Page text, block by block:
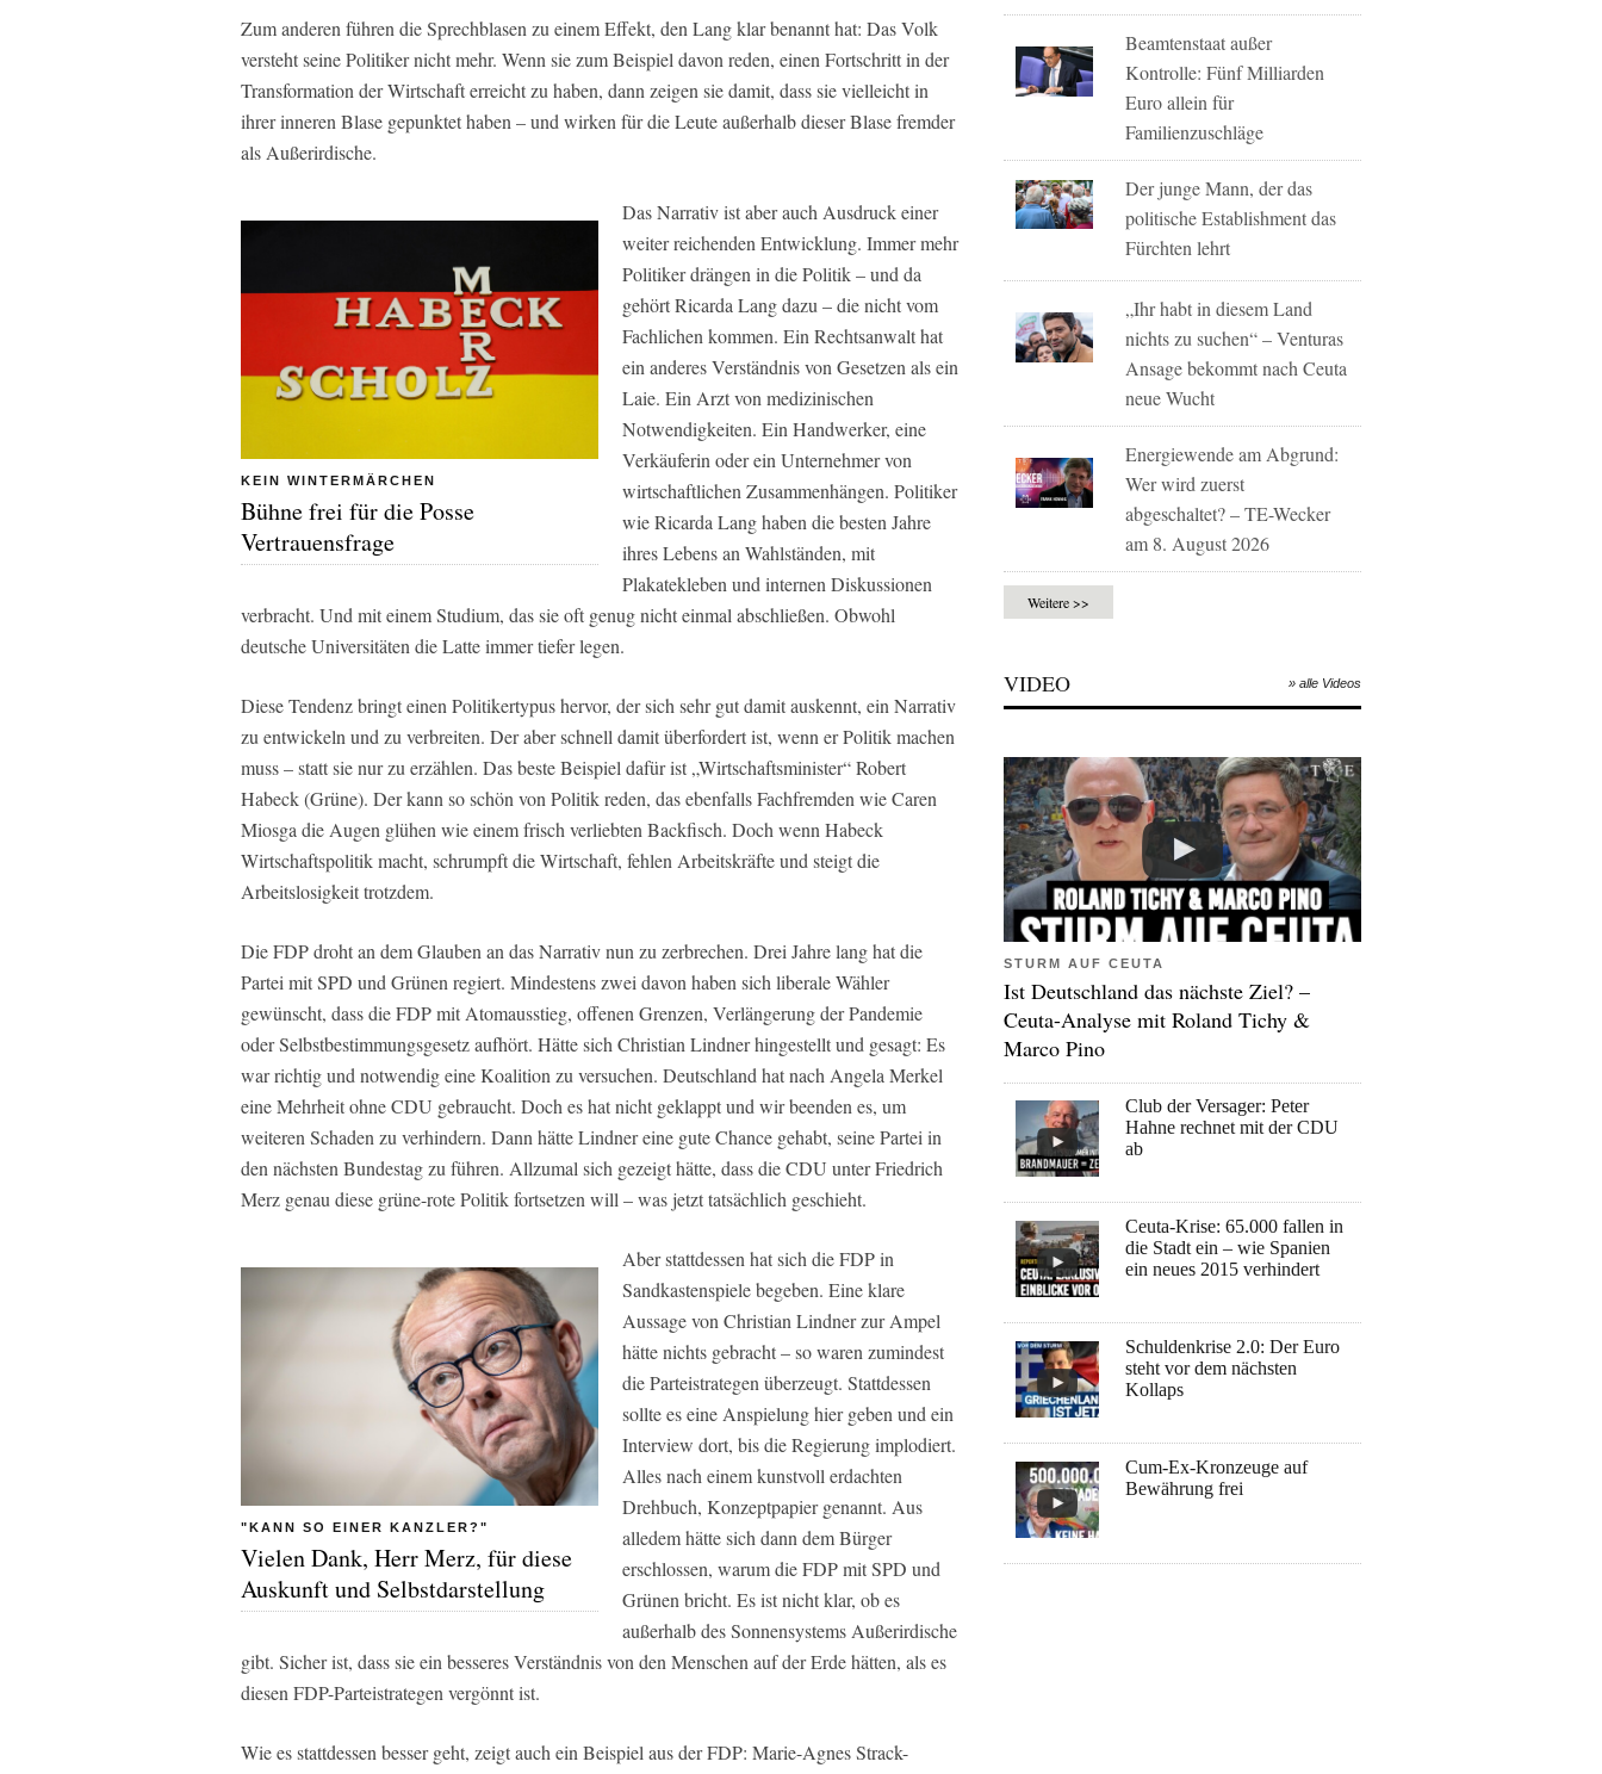
Zum anderen führen die Sprechblasen zu einem Effekt, den Lang klar benannt hat: Das Volk
versteht seine Politiker nicht mehr. Wenn sie zum Beispiel davon reden, einen Fortschritt in der
Transformation der Wirtschaft erreicht zu haben, dann zeigen sie damit, dass sie vielleicht in
ihrer inneren Blase gepunktet haben – und wirken für die Leute außerhalb dieser Blase fremder
als Außerirdische.
KEIN WINTERMÄRCHEN
Bühne frei für die Posse
Vertrauensfrage
Das Narrativ ist aber auch Ausdruck einer
weiter reichenden Entwicklung. Immer mehr
Politiker drängen in die Politik – und da
gehört Ricarda Lang dazu – die nicht vom
Fachlichen kommen. Ein Rechtsanwalt hat
ein anderes Verständnis von Gesetzen als ein
Laie. Ein Arzt von medizinischen
Notwendigkeiten. Ein Handwerker, eine
Verkäuferin oder ein Unternehmer von
wirtschaftlichen Zusammenhängen. Politiker
wie Ricarda Lang haben die besten Jahre
ihres Lebens an Wahlständen, mit
Plakatekleben und internen Diskussionen
verbracht. Und mit einem Studium, das sie oft genug nicht einmal abschließen. Obwohl
deutsche Universitäten die Latte immer tiefer legen.
Diese Tendenz bringt einen Politikertypus hervor, der sich sehr gut damit auskennt, ein Narrativ
zu entwickeln und zu verbreiten. Der aber schnell damit überfordert ist, wenn er Politik machen
muss – statt sie nur zu erzählen. Das beste Beispiel dafür ist „Wirtschaftsminister“ Robert
Habeck (Grüne). Der kann so schön von Politik reden, das ebenfalls Fachfremden wie Caren
Miosga die Augen glühen wie einem frisch verliebten Backfisch. Doch wenn Habeck
Wirtschaftspolitik macht, schrumpft die Wirtschaft, fehlen Arbeitskräfte und steigt die
Arbeitslosigkeit trotzdem.
Die FDP droht an dem Glauben an das Narrativ nun zu zerbrechen. Drei Jahre lang hat die
Partei mit SPD und Grünen regiert. Mindestens zwei davon haben sich liberale Wähler
gewünscht, dass die FDP mit Atomausstieg, offenen Grenzen, Verlängerung der Pandemie
oder Selbstbestimmungsgesetz aufhört. Hätte sich Christian Lindner hingestellt und gesagt: Es
war richtig und notwendig eine Koalition zu versuchen. Deutschland hat nach Angela Merkel
eine Mehrheit ohne CDU gebraucht. Doch es hat nicht geklappt und wir beenden es, um
weiteren Schaden zu verhindern. Dann hätte Lindner eine gute Chance gehabt, seine Partei in
den nächsten Bundestag zu führen. Allzumal sich gezeigt hätte, dass die CDU unter Friedrich
Merz genau diese grüne-rote Politik fortsetzen will – was jetzt tatsächlich geschieht.
"KANN SO EINER KANZLER?"
Vielen Dank, Herr Merz, für diese
Auskunft und Selbstdarstellung
Aber stattdessen hat sich die FDP in
Sandkastenspiele begeben. Eine klare
Aussage von Christian Lindner zur Ampel
hätte nichts gebracht – so waren zumindest
die Parteistrategen überzeugt. Stattdessen
sollte es eine Anspielung hier geben und ein
Interview dort, bis die Regierung implodiert.
Alles nach einem kunstvoll erdachten
Drehbuch, Konzeptpapier genannt. Aus
alledem hätte sich dann dem Bürger
erschlossen, warum die FDP mit SPD und
Grünen bricht. Es ist nicht klar, ob es
außerhalb des Sonnensystems Außerirdische
gibt. Sicher ist, dass sie ein besseres Verständnis von den Menschen auf der Erde hätten, als es
diesen FDP-Parteistrategen vergönnt ist.
Wie es stattdessen besser geht, zeigt auch ein Beispiel aus der FDP: Marie-Agnes Strack-
Beamtenstaat außer
Kontrolle: Fünf Milliarden
Euro allein für
Familienzuschläge
Der junge Mann, der das
politische Establishment das
Fürchten lehrt
„Ihr habt in diesem Land
nichts zu suchen“ – Venturas
Ansage bekommt nach Ceuta
neue Wucht
Energiewende am Abgrund:
Wer wird zuerst
abgeschaltet? – TE-Wecker
am 8. August 2026
Weitere >>
VIDEO » alle Videos
STURM AUF CEUTA
Ist Deutschland das nächste Ziel? –
Ceuta-Analyse mit Roland Tichy &
Marco Pino
Club der Versager: Peter
Hahne rechnet mit der CDU
ab
Ceuta-Krise: 65.000 fallen in
die Stadt ein – wie Spanien
ein neues 2015 verhindert
Schuldenkrise 2.0: Der Euro
steht vor dem nächsten
Kollaps
Cum-Ex-Kronzeuge auf
Bewährung frei